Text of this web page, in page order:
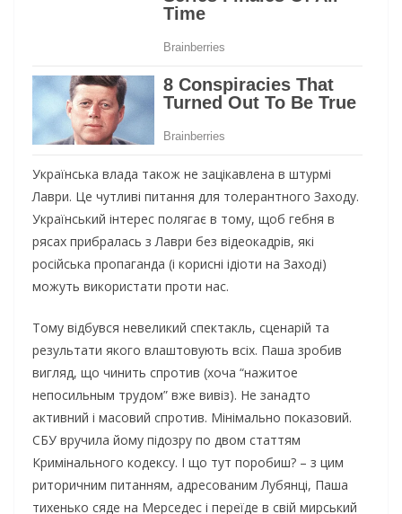
Українська влада також не зацікавлена в штурмі
Лаври. Це чутливі питання для толерантного Заходу.
Український інтерес полягає в тому, щоб гебня в
рясах прибралась з Лаври без відеокадрів, які
російська пропаганда (і корисні ідіоти на Заході)
можуть використати проти нас.
Тому відбувся невеликий спектакль, сценарій та
результати якого влаштовують всіх. Паша зробив
вигляд, що чинить спротив (хоча “нажитое
непосильным трудом” вже вивіз). Не занадто
активний і масовий спротив. Мінімально показовий.
СБУ вручила йому підозру по двом статтям
Кримінального кодексу. І що тут поробиш? – з цим
риторичним питанням, адресованим Лубянці, Паша
тихенько сяде на Мерседес і переїде в свій мирський